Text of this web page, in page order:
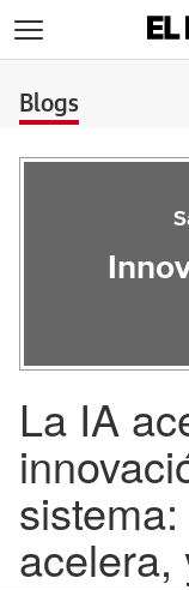
Blogs
La IA
acelera,